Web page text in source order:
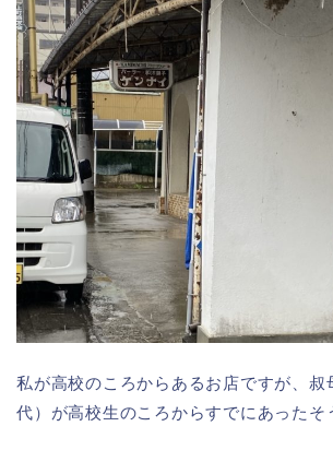
私が高校のころからあるお店ですが、叔
代）が高校生のころからすでにあったそ